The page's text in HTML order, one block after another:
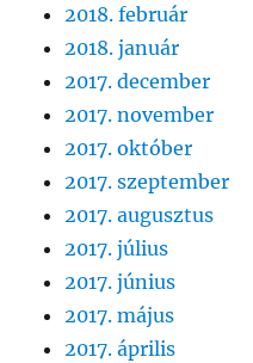
2018. február
2018. január
2017. december
2017. november
2017. október
2017. szeptember
2017. augusztus
2017. július
2017. június
2017. május
2017. április